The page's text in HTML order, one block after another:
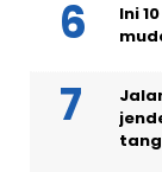
Ini